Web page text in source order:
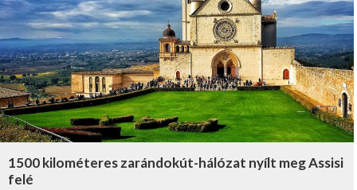
1500 kilométeres zarándokút-hálózat nyílt meg Assisi
felé